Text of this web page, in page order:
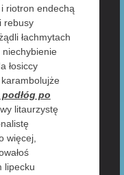
riotron endechą
rebusy
łachmytach
łosiccy
po
litaurzystę
więcej,
lipecku